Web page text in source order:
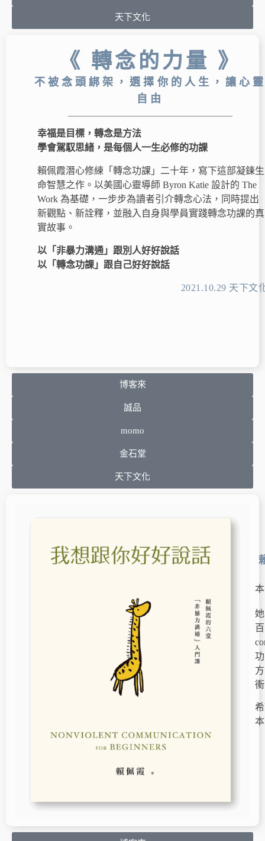
天下文化
《 轉念的力量 》
不被念頭綁架，選擇你的人生，讓心
自由
幸福是目標，轉念是方法
學會駕馭思緒，是每個人一生必修的功課
賴佩霞潛心修練「轉念功課」二十年，寫下這部凝鍊生
命智慧之作。以美國心靈導師 Byron Katie 設計的 The
Work 為基礎，一步步為讀者引介轉念心法，同時提出
新觀點、新詮釋，並融入自身與學員實踐轉念功課的真
實故事。
以「非暴力溝通」跟別人好好說話
以「轉念功課」跟自己好好說話
2021.10.29 天下文
博客來
誠品
momo
金石堂
天下文化